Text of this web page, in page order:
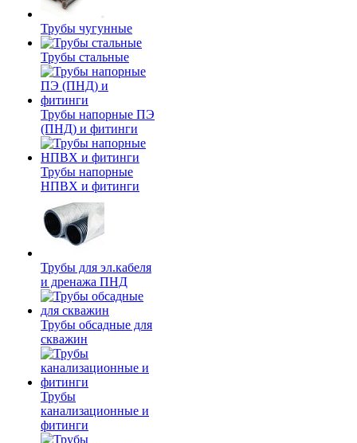
Трубы чугунные
Трубы стальные
Трубы напорные ПЭ
(ПНД) и фитинги
Трубы напорные
НПВХ и фитинги
Трубы для эл.кабеля
и дренажа ПНД
Трубы обсадные для
скважин
Трубы
канализационные и
фитинги